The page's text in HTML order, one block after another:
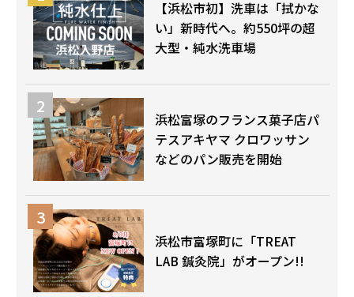
【浜松市初】洗車は「拭かな
い」新時代へ。約550坪の超
大型・純水洗車場
浜松富塚のフランス菓子店パ
テスアキヤマ クロワッサン
などのパン販売を開始
浜松市富塚町に「TREAT
LAB 鍼灸院」がオープン!!